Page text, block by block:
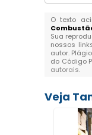
O texto
Sua
nossos
autor.
do Código
autorais.
Veja